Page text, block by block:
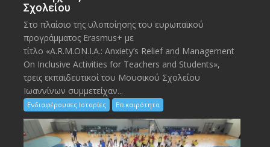
Σχολείου
Στο πλαίσιο της υλοποίησης του ευρωπαϊκού
προγράμματος Erasmus+ με
τίτλο «A.R.M.ON.I.A.: Anxiety’s Relief and Management
On Inclusive Activities for Teachers and Students»,
τρεις εκπαιδευτικοί του Μουσικού Σχολείου
Ιωαννίνων συμμετείχαν...
Ενδιαφέρουσες Ιστορίες Επικαιρότητα